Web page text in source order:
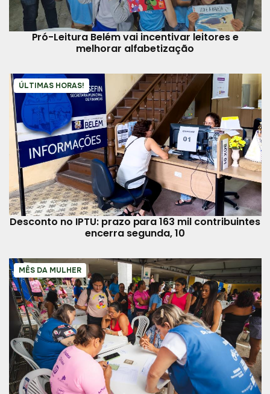
Pró-Leitura Belém vai incentivar leitores e
melhorar alfabetização
ÚLTIMAS HORAS!
Desconto no IPTU: prazo para 163 mil contribuintes
encerra segunda, 10
MÊS DA MULHER